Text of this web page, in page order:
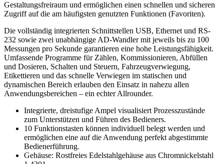
Gestaltungsfreiraum und ermöglichen einen schnellen und sicheren
Zugriff auf die am häufigsten genutzten Funktionen (Favoriten).
Die vollständig integrierten Schnittstellen USB, Ethernet und RS-
232 sowie zwei unabhängige AD-Wandler mit jeweils bis zu 100
Messungen pro Sekunde garantieren eine hohe Leistungsfähigkeit.
Umfassende Programme für Zählen, Kommissionieren, Abfüllen
und Dosieren, Schalten und Steuern, Fahrzeugverwiegung,
Etikettieren und das schnelle Verwiegen im statischen und
dynamischen Bereich erlauben den Einsatz in nahezu allen
Anwendungsbereichen – ein echter Allrounder.
Integrierte, dreistufige Ampel visualisiert Prozesszustände
zum Unterstützen und Führen des Bedieners.
10 Funktionstasten können individuell belegt werden und
ermöglichen eine auf die Anwendung perfekt abgestimmte
Bedienerführung.
Gehäuse: Rostfreies Edelstahlgehäuse aus Chromnickelstahl